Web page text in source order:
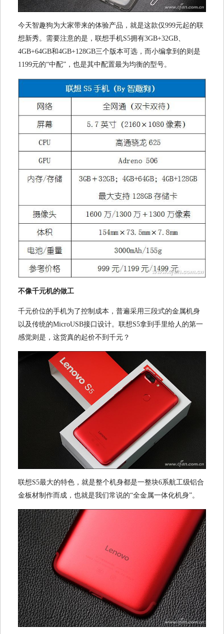
今天智趣狗为大家带来的体验产品，就是这款仅999元起的联
想新秀。需要注意的是，联想手机S5拥有3GB+32GB、
4GB+64GB和4GB+128GB三个版本可选，而小编拿到的则是
1199元的“中配”，也是其中配置最为均衡的型号。
不像千元机的做工
千元价位的手机为了控制成本，普遍采用三段式的金属机身
以及传统的MicroUSB接口设计。联想S5拿到手里给人的第一
感觉则是，这货真的起价不到千元？
联想S5最大的特色，就是整个机身都是一整块6系航工级铝合
金板材制作而成，也就是我们常说的“全金属一体化机身”。